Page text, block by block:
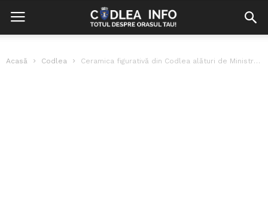
Acasă Codlea Ceramica figurativă din Codlea alături de Ministrul Agriculturii la Berlin